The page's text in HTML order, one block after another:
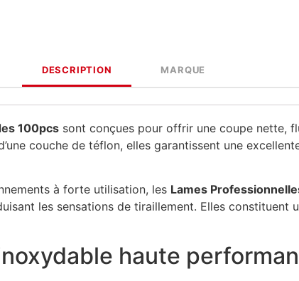
DESCRIPTION MARQUE
100pcs sont conçues pour offrir une coupe nette,
couche de téflon, elles garantissent une
à forte utilisation, les Lames
les sensations de tiraillement. Elles constituent
haute